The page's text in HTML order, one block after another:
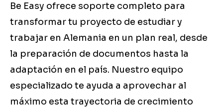
Be Easy ofrece soporte completo para
transformar tu proyecto de estudiar y
trabajar en Alemania en un plan real, desde
la preparación de documentos hasta la
adaptación en el país. Nuestro equipo
especializado te ayuda a aprovechar al
máximo esta trayectoria de crecimiento